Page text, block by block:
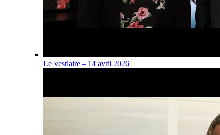
Le Vestiaire – 14 avril 2026